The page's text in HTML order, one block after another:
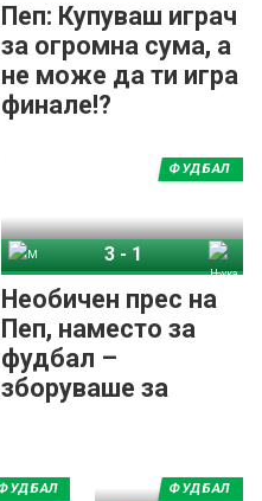
Пеп: Купуваш играч
за огромна сума, а
не може да ти игра
финале!?
Необичен прес на
Пеп, наместо за
фудбал –
зборуваше за
меѓусебно, за што?
ФУДБАЛ
3-1
ФУДБАЛ